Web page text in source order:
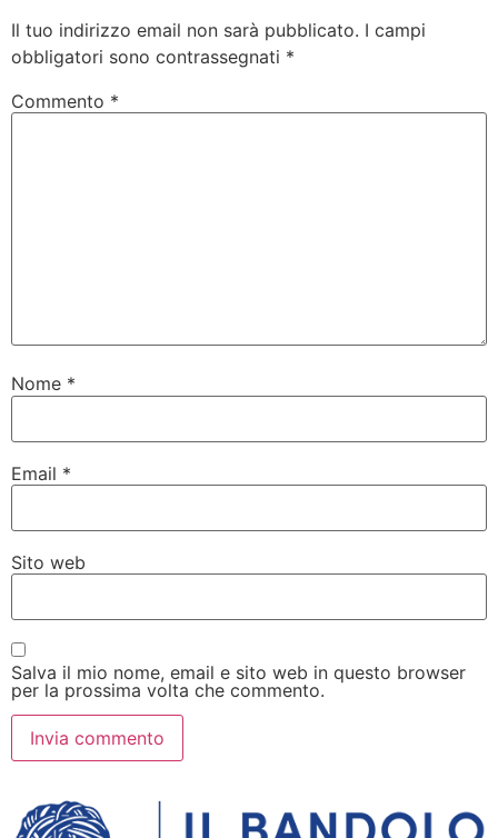
Il tuo indirizzo email non sarà pubblicato. I campi
obbligatori sono contrassegnati *
Commento *
Nome *
Email *
Sito web
Salva il mio nome, email e sito web in questo browser
per la prossima volta che commento.